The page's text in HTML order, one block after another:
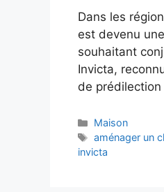
Dans les
est devenu
souhaitant
Invicta,
de
Catégories
Maison
Étiquettes
aménager un
invicta